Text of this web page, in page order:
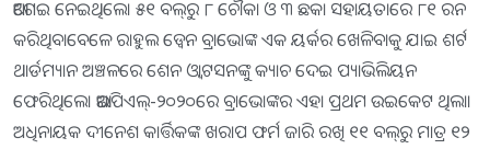
ଆଗେଇ ନେଇଥିଲେ। ୫୧ ବଲ୍‌ରୁ ୮ ଚୌକା ଓ ୩ ଛକା ସହାୟତାରେ ୮୧ ରନ
କରିଥିବାବେଳେ ରାହୁଲ ଡ୍ବେନ ବ୍ରାଭୋଙ୍କ ଏକ ୟର୍କର ଖେଳିବାକୁ ଯାଇ ଶର୍ଟ
ଥାର୍ଡମ୍ୟାନ ଅଞ୍ଚଳରେ ଶେନ ଓ୍ବାଟସନଙ୍କୁ କ୍ୟାଚ ଦେଇ ପ୍ୟାଭିଲିୟନ
ଫେରିଥିଲେ। ଆଇପିଏଲ୍‌-୨୦୨୦ରେ ବ୍ରାଭୋଙ୍କର ଏହା ପ୍ରଥମ ଉଇକେଟ ଥିଲା।
ଅଧିନାୟକ ଦୀନେଶ କାର୍ତ୍ତିକଙ୍କ ଖରାପ ଫର୍ମ ଜାରି ରଖି ୧୧ ବଲ୍‌ରୁ ମାତ୍ର ୧୨